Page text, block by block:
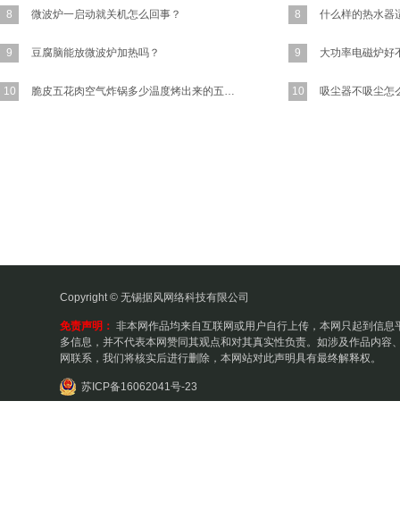
8 微波炉一启动就关机怎么回事？
9 豆腐脑能放微波炉加热吗？
10 脆皮五花肉空气炸锅多少温度烤出来的五花肉又香又脆？
8
9
10
Copyright © 无锡据风网络科技有限公司
免责声明： 非本网作品均来自互联网或用户自行上传，本网只起到信息
多信息，并不代表本网赞同其观点和对其真实性负责。如涉及作品内容
网联系，我们将核实后进行删除，本网站对此声明具有最终解释权。
苏ICP备16062041号-23